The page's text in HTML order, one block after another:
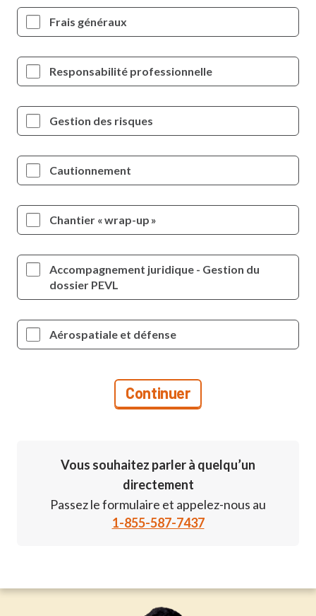
Frais généraux
Responsabilité professionnelle
Gestion des risques
Cautionnement
Chantier « wrap-up »
Accompagnement juridique - Gestion du
dossier PEVL
Aérospatiale et défense
Vous souhaitez parler à quelqu’un
directement
Passez le formulaire et appelez-nous au
1-855-587-7437